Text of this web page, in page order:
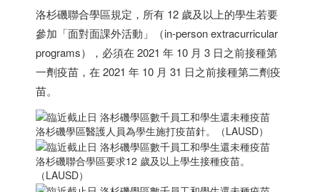
洛杉磯聯合學區規定，所有 12 歲及以上的學生若要
參加「面對面課外活動」（in-person extracurricular
programs），必須在 2021 年 10 月 3 日之前接種第
一劑疫苗，在 2021 年 10 月 31 日之前接種第二劑疫
苗。
洛杉磯學區醫護人員為學生施打疫苗針。（LAUSD）
洛杉磯聯合學區要求12 歲及以上學生接種疫苗。
（LAUSD）